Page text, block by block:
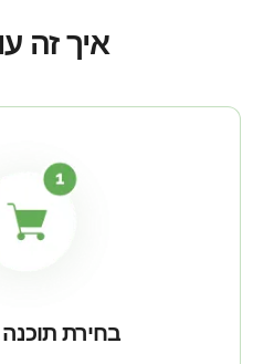
איך זה
בחירת